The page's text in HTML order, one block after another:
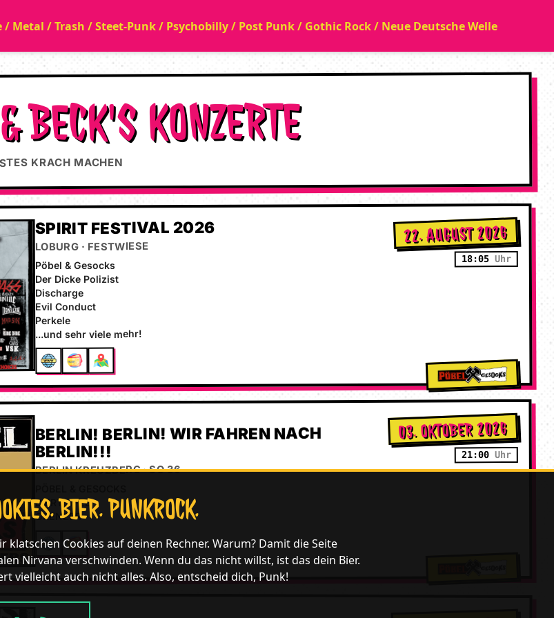
Metal / Trash / Steet-Punk / Psychobilly / Post Punk / Gothic Rock / Neue Deutsche Welle
BECK'S KONZERTE
KRACH MACHEN
SPIRIT FESTIVAL 2026
LOBURG · FESTWIESE
Pöbel & Gesocks
Der Dicke Polizist
Discharge
Evil Conduct
Perkele
...und sehr viele mehr!
22. AUGUST 2026
18:05
BERLIN! BERLIN! WIR FAHREN NACH
BERLIN!!!
BERLIN KREUZBERG · SO 36
BIERTOIFEL
GRENZER
03. OKTOBER 2026
21:00
BIER. PUNKROCK.
Cookies auf deinen Rechner. Warum? Damit die Seite
Nirvana verschwinden. Wenn du das nicht willst, ist das dein Bier.
vielleicht auch nicht alles. Also, entscheid dich, Punk!